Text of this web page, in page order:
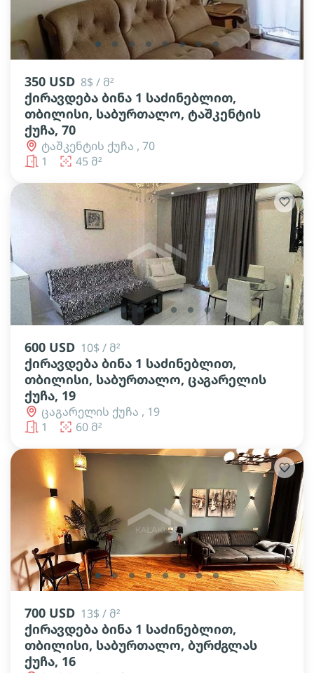
lens lens lens lens lens lens lens lens
350 USD 8$ / მ²
ქირავდება ბინა 1 საძინებლით,
თბილისი, საბურთალო, ტაშკენტის
ქუჩა, 70
ტაშკენტის ქუჩა , 70
1
45 მ²
lens lens lens lens lens lens lens
600 USD 10$ / მ²
ქირავდება ბინა 1 საძინებლით,
თბილისი, საბურთალო, ცაგარელის
ქუჩა, 19
ცაგარელის ქუჩა , 19
1
60 მ²
lens lens lens lens lens lens lens lens
700 USD 13$ / მ²
ქირავდება ბინა 1 საძინებლით,
თბილისი, საბურთალო, ბურძგლას
ქუჩა, 16